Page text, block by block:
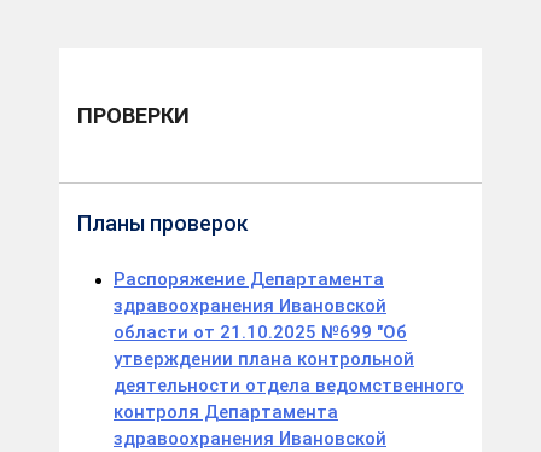
ПРОВЕРКИ
Планы проверок
Распоряжение Департамента
здравоохранения Ивановской
области от 21.10.2025 №699 "Об
утверждении плана контрольной
деятельности отдела ведомственного
контроля Департамента
здравоохранения Ивановской